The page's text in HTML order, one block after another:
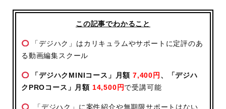
この記事でわかること
「デジハク」はカリキュラムやサポートに定評のあ
る動画編集スクール
「デジハクMINIコース」月額 7,400円 、「デジハ
クPROコース」月額 14,500円 で受講可能
「デジハク」に案件紹介や無期限サポートはない